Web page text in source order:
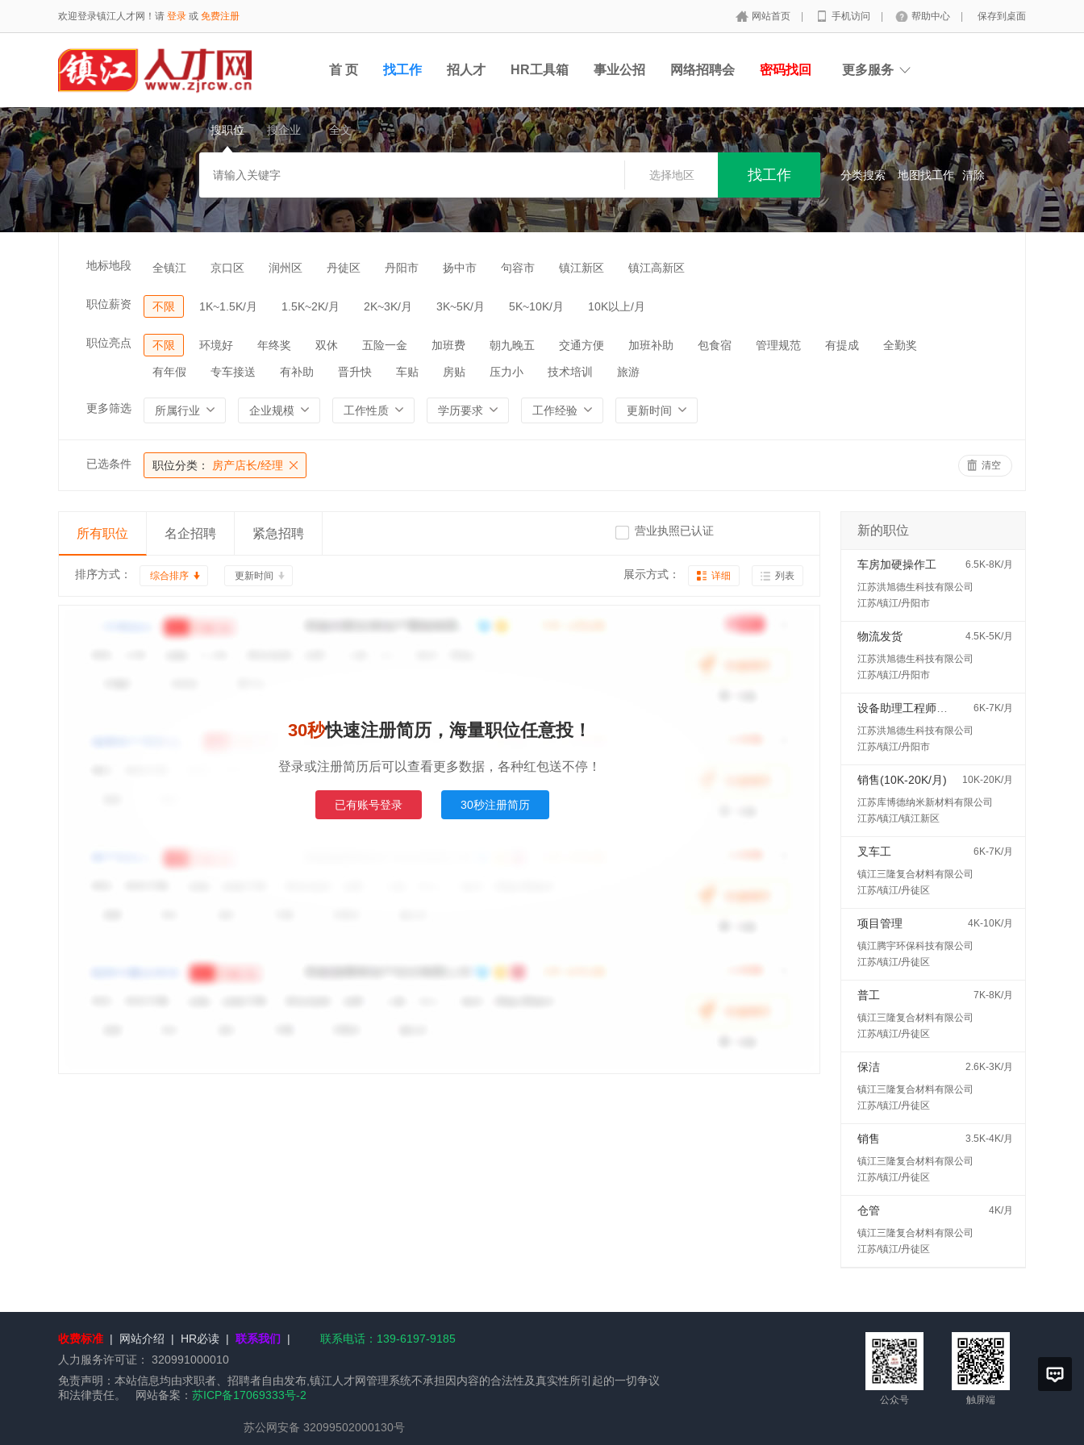
欢迎登录镇江人才网！请 登录 或 免费注册 网站首页 手机访问 帮助中心 保存到桌面
首 页 找工作 招人才 HR工具箱 事业公招 网络招聘会 密码找回 更多服务
搜职位 搜企业 全文
选择地区 分类搜索 地图找工作 清除
地标地段 全镇江 京口区 润州区 丹徒区 丹阳市 扬中市 句容市 镇江新区 镇江高新区
职位薪资 不限 1K~1.5K/月 1.5K~2K/月 2K~3K/月 3K~5K/月 5K~10K/月 10K以上/月
职位亮点 不限 环境好 年终奖 双休 五险一金 加班费 朝九晚五 交通方便 加班补助 包食宿 管理规范 有提成 全勤奖
有年假 专车接送 有补助 晋升快 车贴 房贴 压力小 技术培训 旅游
更多筛选 所属行业 企业规模 工作性质 学历要求 工作经验 更新时间
已选条件 职位分类： 房产店长/经理 清空
所有职位 名企招聘 紧急招聘 营业执照已认证
排序方式： 综合排序 更新时间 展示方式： 详细 列表
30秒快速注册简历，海量职位任意投！
登录或注册简历后可以查看更多数据，各种红包送不停！
已有账号登录 30秒注册简历
新的职位
车房加硬操作工
6.5K-8K/月
江苏洪旭德生科技有限公司
江苏/镇江/丹阳市
物流发货
4.5K-5K/月
江苏洪旭德生科技有限公司
江苏/镇江/丹阳市
6K-7K/月
江苏洪旭德生科技有限公司
江苏/镇江/丹阳市
销售(10K-20K/月)
10K-20K/月
江苏库博德纳米新材料有限公司
江苏/镇江/镇江新区
叉车工
6K-7K/月
镇江三隆复合材料有限公司
江苏/镇江/丹徒区
项目管理
4K-10K/月
镇江腾宇环保科技有限公司
江苏/镇江/丹徒区
普工
7K-8K/月
镇江三隆复合材料有限公司
江苏/镇江/丹徒区
保洁
2.6K-3K/月
镇江三隆复合材料有限公司
江苏/镇江/丹徒区
销售
3.5K-4K/月
镇江三隆复合材料有限公司
江苏/镇江/丹徒区
仓管
4K/月
镇江三隆复合材料有限公司
江苏/镇江/丹徒区
收费标准 | 网站介绍 | HR必读 | 联系我们 |
联系电话：139-6197-9185
人力服务许可证：
320991000010
免责声明：本站信息均由求职者、招聘者自由发布,镇江人才网管理系统不承担因内容的合法性及真实性所引起的一切争议
和法律责任。 网站备案： 苏ICP备17069333号-2
苏公网安备 32099502000130号
公众号 触屏端